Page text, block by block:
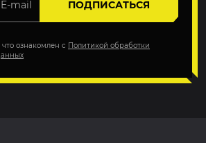
ПОДПИСАТЬСЯ
ознакомлен с Политикой обработки